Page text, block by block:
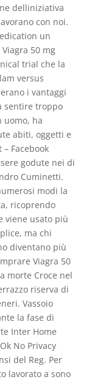
delliniziativa
con noi.
un
50 mg
trial che la
versus
i vantaggi
sentire troppo
uomo, ha
abiti, oggetti e
Facebook
godute nei di
Cuminetti.
modi la
ricoprendo
viene usato più
ma chi
diventano più
Viagra 50
morte Croce nel
riserva di
Vassoio
la fase di
Inter Home
No Privacy
del Reg. Per
lavorato a sono